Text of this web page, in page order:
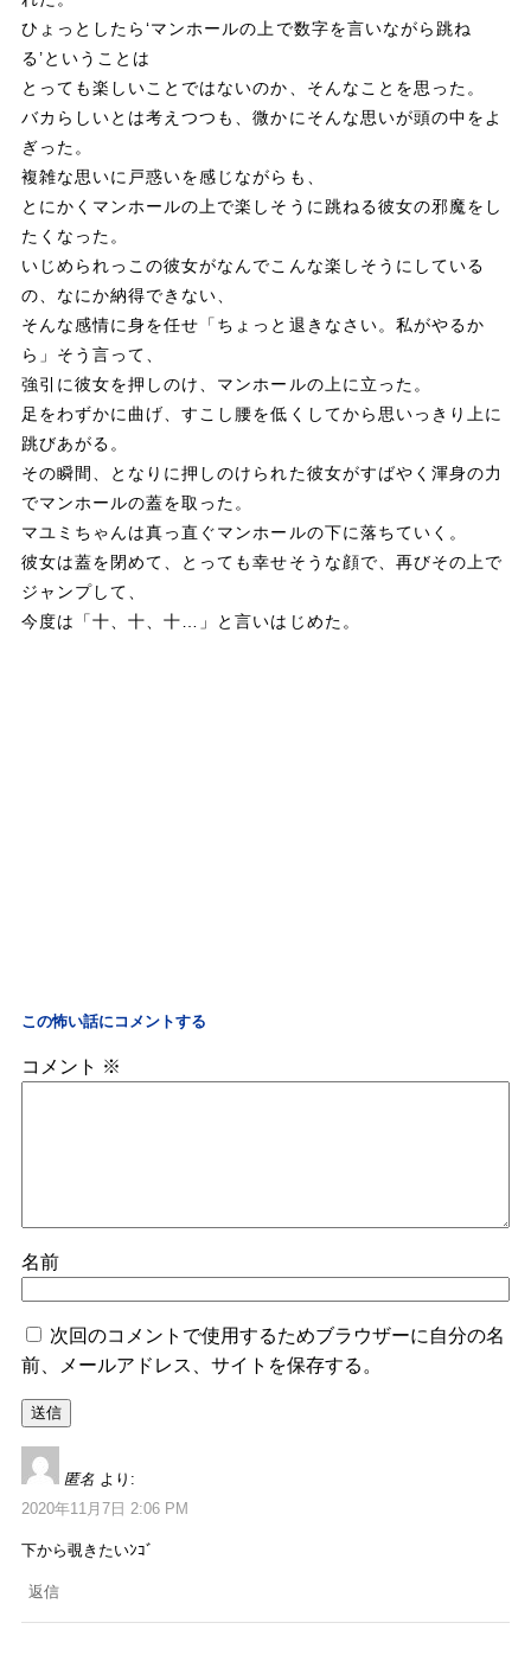
ひょっとしたら‘マンホールの上で数字を言いながら跳ね
る’ということは
とっても楽しいことではないのか、そんなことを思った。
バカらしいとは考えつつも、微かにそんな思いが頭の中をよ
ぎった。
複雑な思いに戸惑いを感じながらも、
とにかくマンホールの上で楽しそうに跳ねる彼女の邪魔をし
たくなった。
いじめられっこの彼女がなんでこんな楽しそうにしている
の、なにか納得できない、
そんな感情に身を任せ「ちょっと退きなさい。私がやるか
ら」そう言って、
強引に彼女を押しのけ、マンホールの上に立った。
足をわずかに曲げ、すこし腰を低くしてから思いっきり上に
跳びあがる。
その瞬間、となりに押しのけられた彼女がすばやく渾身の力
でマンホールの蓋を取った。
マユミちゃんは真っ直ぐマンホールの下に落ちていく。
彼女は蓋を閉めて、とっても幸せそうな顔で、再びその上で
ジャンプして、
今度は「十、十、十…」と言いはじめた。
この怖い話にコメントする
コメント ※
名前
次回のコメントで使用するためブラウザーに自分の名
前、メールアドレス、サイトを保存する。
匿名 より:
2020年11月7日 2:06 PM
下から覗きたいﾝｺﾞ
返信